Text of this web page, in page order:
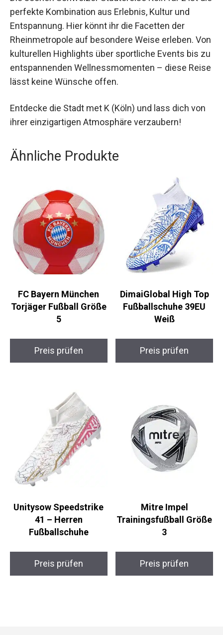
Fazit
Die Jochen Schweizer Städtereise Köln für 2 ist
die perfekte Kombination aus Erlebnis, Kultur und
Entspannung. Hier könnt ihr die Facetten der
Von kulturellen Highlights über sportliche Events
bis zu entspannenden Wellnessmomenten –
Entdecke die Stadt met K (Köln) und lass dich von
Ähnliche Produkte
FC Bayern München
Torjäger Fußball
Preis prüfen
DimaiGlobal High Top
Fußballschuhe 39EU
Unitysow Speedstrike
41 – Herren
Fußballschuhe
Mitre Impel
Trainingsfußball
Größe 3